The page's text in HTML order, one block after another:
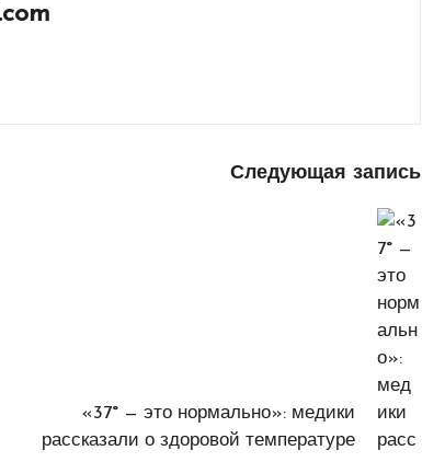
Следующая запись
«37° — это нормально»: медики
рассказали о здоровой температуре